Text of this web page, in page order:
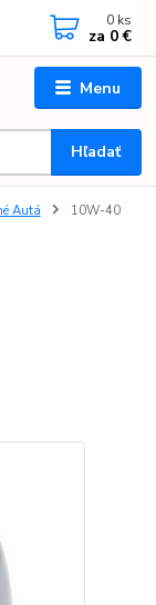
Menu
Hľadať
0 ks
za 0 €
Autá 10W-40